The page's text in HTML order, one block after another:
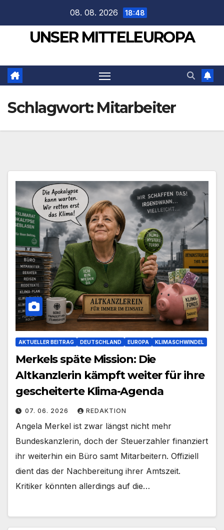
springen
08. 08. 2026 18:48
UNSER MITTELEUROPA
Schlagwort: Mitarbeiter
AKTUELLER BEITRAG DEUTSCHLAND EUROPA KLIMASCHWINDEL
Merkels späte Mission: Die
Altkanzlerin kämpft weiter für ihre
gescheiterte Klima-Agenda
07. 06. 2026 REDAKTION
Angela Merkel ist zwar längst nicht mehr
Bundeskanzlerin, doch der Steuerzahler finanziert
ihr weiterhin ein Büro samt Mitarbeitern. Offiziell
dient das der Nachbereitung ihrer Amtszeit.
Kritiker könnten allerdings auf die…